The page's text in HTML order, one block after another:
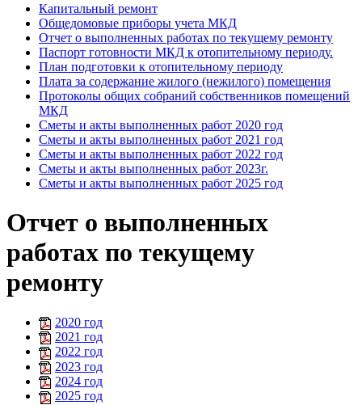
Капитальный ремонт
Общедомовые приборы учета МКД
Отчет о выполненных работах по текущему ремонту
Паспорт готовности МКД к отопительному периоду.
План подготовки к отопительному периоду
Плата за содержание жилого (нежилого) помещения
Протоколы общих собраний собственников помещений
МКД
Сметы и акты выполненных работ 2020 год
Сметы и акты выполненных работ 2021 год
Сметы и акты выполненных работ 2022 год
Сметы и акты выполненных работ 2023г.
Сметы и акты выполненных работ 2025 год
Отчет о выполненных
работах по текущему
ремонту
2020 год
2021 год
2022 год
2023 год
2024 год
2025 год